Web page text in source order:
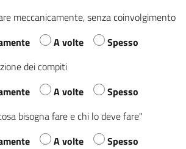
meccanicamente, senza coinvolgimento
A volte
Spesso
dei compiti
A volte
Spesso
bisogna fare e chi lo deve fare"
A volte
Spesso